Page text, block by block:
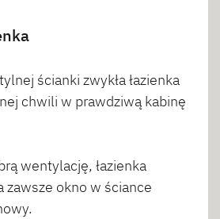
ścianki zwykła łazienka
chwili w prawdziwą kabinę
wentylację, łazienka
zawsze okno w ściance